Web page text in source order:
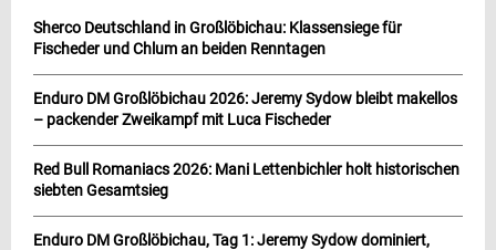
Sherco Deutschland in Großlöbichau: Klassensiege für
Fischeder und Chlum an beiden Renntagen
Enduro DM Großlöbichau 2026: Jeremy Sydow bleibt makellos
– packender Zweikampf mit Luca Fischeder
Red Bull Romaniacs 2026: Mani Lettenbichler holt historischen
siebten Gesamtsieg
Enduro DM Großlöbichau, Tag 1: Jeremy Sydow dominiert,